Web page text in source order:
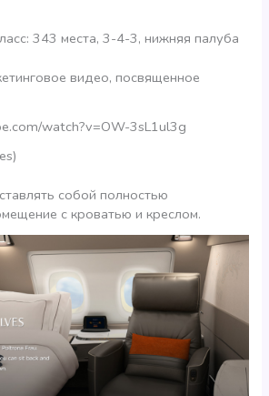
343 места, 3-4-3, нижняя палуба
видео, посвященное
watch?v=OW-3sL1ul3g
собой полностью
с кроватью и креслом.